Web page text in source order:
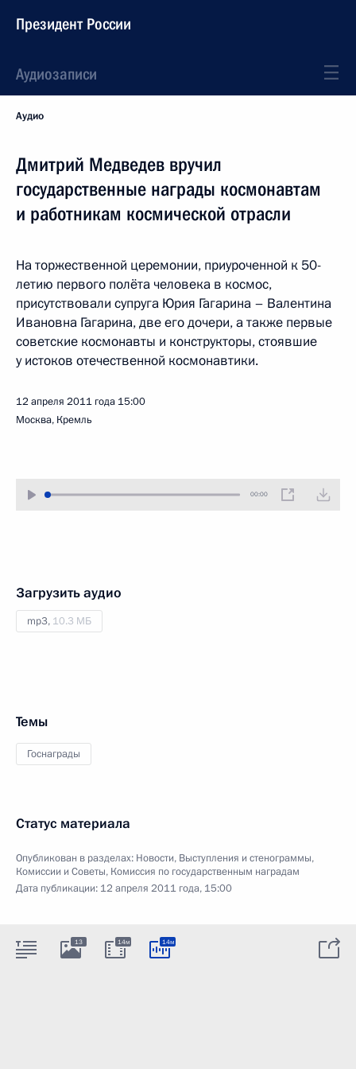
Президент России
Аудиозаписи
Аудио
Дмитрий Медведев вручил
государственные награды космонавтам
и работникам космической отрасли
На торжественной церемонии, приуроченной к 50-
летию первого полёта человека в космос,
присутствовали супруга Юрия Гагарина – Валентина
Ивановна Гагарина, две его дочери, а также первые
советские космонавты и конструкторы, стоявшие
у истоков отечественной космонавтики.
12 апреля 2011 года 15:00
Москва, Кремль
00:00
Загрузить аудио
mp3, 10.3 МБ
Темы
Госнаграды
Статус материала
Опубликован в разделах: Новости, Выступления и стенограммы,
Комиссии и Советы, Комиссия по государственным наградам
Дата публикации: 12 апреля 2011 года, 15:00
13 14м 14м